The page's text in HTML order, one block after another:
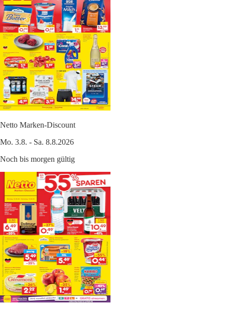
Netto Marken-Discount
Mo. 3.8. - Sa. 8.8.2026
Noch bis morgen gültig